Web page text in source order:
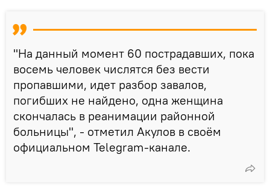
"На данный момент 60 пострадавших, пока
восемь человек числятся без вести
пропавшими, идет разбор завалов,
погибших не найдено, одна женщина
скончалась в реанимации районной
больницы", - отметил Акулов в своём
официальном Telegram-канале.